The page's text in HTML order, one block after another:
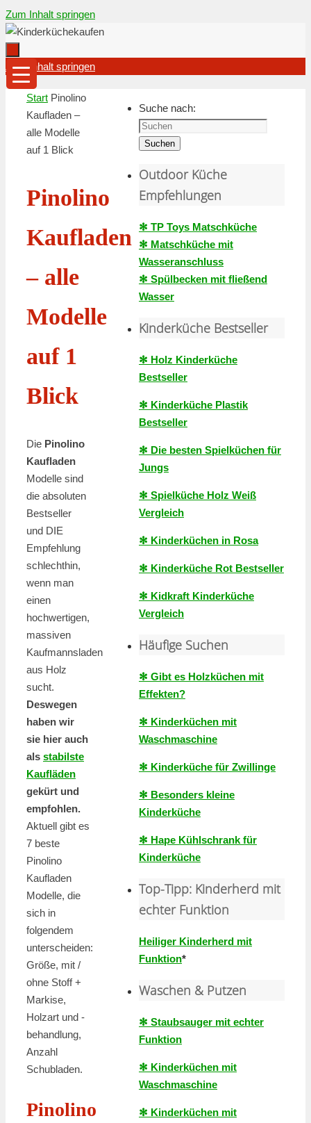
Zum Inhalt springen
Zum Inhalt springen
Start Pinolino
Kaufladen –
alle Modelle
auf 1 Blick
Pinolino
Kaufladen
– alle
Modelle
auf 1
Blick
Die Pinolino
Kaufladen
Modelle sind
die absoluten
Bestseller
und DIE
Empfehlung
schlechthin,
wenn man
einen
hochwertigen,
massiven
Kaufmannsladen
aus Holz
sucht.
Deswegen
haben wir
sie hier auch
als stabilste
Kaufläden
gekürt und
empfohlen.
Aktuell gibt es
7 beste
Pinolino
Kaufladen
Modelle, die
sich in
folgendem
unterscheiden:
Größe, mit /
ohne Stoff +
Markise,
Holzart und -
behandlung,
Anzahl
Schubladen.
Pinolino
Suche nach:
Suchen
Outdoor Küche
Empfehlungen
✻ TP Toys Matschküche
✻ Matschküche mit
Wasseranschluss
✻ Spülbecken mit fließend
Wasser
Kinderküche Bestseller
✻ Holz Kinderküche
Bestseller
✻ Kinderküche Plastik
Bestseller
✻ Die besten Spielküchen für
Jungs
✻ Spielküche Holz Weiß
Vergleich
✻ Kinderküchen in Rosa
✻ Kinderküche Rot Bestseller
✻ Kidkraft Kinderküche
Vergleich
Häufige Suchen
✻ Gibt es Holzküchen mit
Effekten?
✻ Kinderküchen mit
Waschmaschine
✻ Kinderküche für Zwillinge
✻ Besonders kleine
Kinderküche
✻ Hape Kühlschrank für
Kinderküche
Top-Tipp: Kinderherd mit
echter Funktion
Heiliger Kinderherd mit
Funktion*
Waschen & Putzen
✻ Staubsauger mit echter
Funktion
✻ Kinderküchen mit
Waschmaschine
✻ Kinderküchen mit